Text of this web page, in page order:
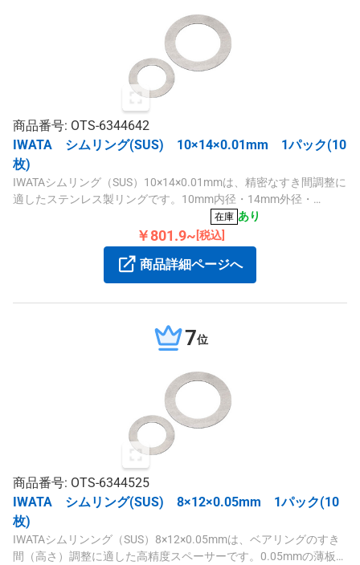
商品番号: OTS-6344642
IWATA シムリング(SUS) 10×14×0.01mm 1パック(10
枚)
IWATAシムリング（SUS）10×14×0.01mmは、精密なすき間調整に
適したステンレス製リングです。10mm内径・14mm外径・
0.01mmの薄板厚で、多様な調整ニーズに対応できます。
在庫 あり
￥801.9~ [税込]
商品詳細ページへ
7位
商品番号: OTS-6344525
IWATA シムリング(SUS) 8×12×0.05mm 1パック(10
枚)
IWATAシムリンング（SUS）8×12×0.05mmは、ベアリングのすき
間（高さ）調整に適した高精度スペーサーです。0.05mmの薄板厚